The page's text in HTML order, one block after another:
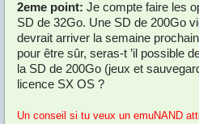
2eme point: Je compte faire les
SD de 32Go. Une SD de 200Go
devrait arriver la semaine
pour être sûr, seras-t ’il possible
la SD de 200Go (jeux et
licence SX OS ?
Un conseil si tu veux un emuNAND